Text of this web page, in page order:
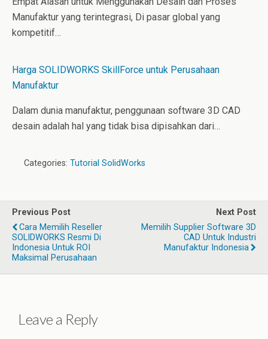
Manufaktur yang terintegrasi, Di pasar global yang
kompetitif…
Harga SOLIDWORKS SkillForce untuk Perusahaan
Manufaktur
Dalam dunia manufaktur, penggunaan software 3D CAD
desain adalah hal yang tidak bisa dipisahkan dari…
Categories: Tutorial SolidWorks
Previous Post
Cara Memilih Reseller
SOLIDWORKS Resmi Di
Indonesia Untuk ROI
Maksimal Perusahaan
Next Post
Memilih Supplier Software 3D
CAD Untuk Industri
Manufaktur Indonesia
Leave a Reply